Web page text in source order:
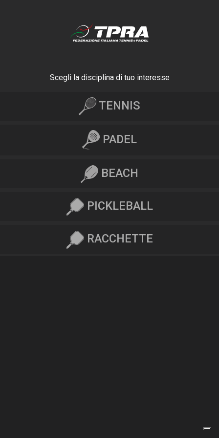
Scegli la disciplina di tuo interesse
TENNIS
PADEL
BEACH
PICKLEBALL
RACCHETTE